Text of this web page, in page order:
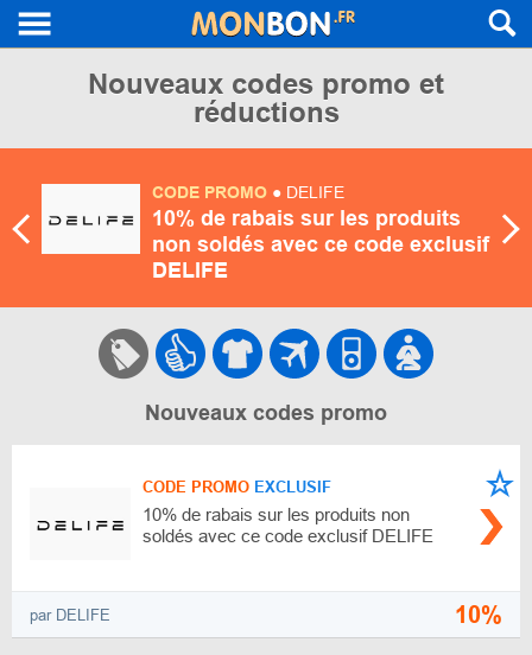
Nouveaux codes promo et
réductions
CODE PROMO ● DELIFE
10% de rabais sur les produits
non soldés avec ce code exclusif
DELIFE
Nouveaux codes promo
CODE PROMO EXCLUSIF
10% de rabais sur les produits non
soldés avec ce code exclusif DELIFE
par DELIFE 10%